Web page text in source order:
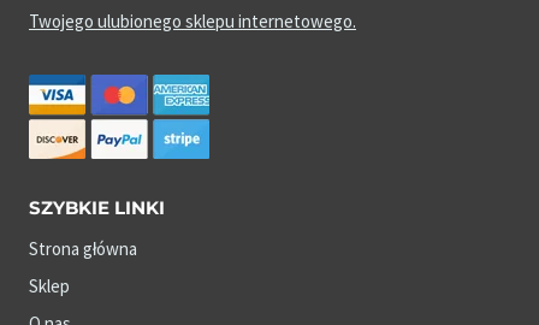
Twojego ulubionego sklepu internetowego.
SZYBKIE LINKI
Strona główna
Sklep